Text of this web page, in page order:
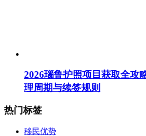
2026瑙鲁护照项目获取全攻
理周期与续签规则
热门标签
移民优势